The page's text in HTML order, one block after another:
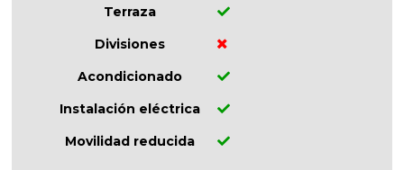
Terraza
Divisiones
Acondicionado
Instalación eléctrica
Movilidad reducida